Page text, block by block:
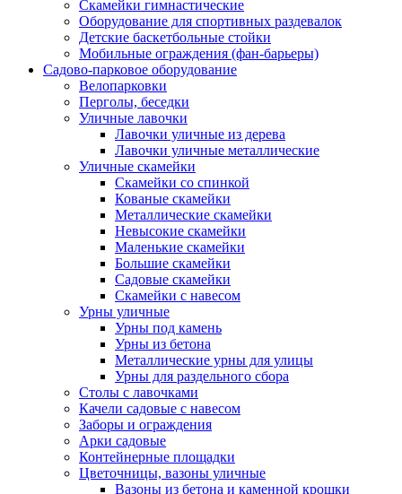
Скамейки гимнастические
Оборудование для спортивных раздевалок
Детские баскетбольные стойки
Мобильные ограждения (фан-барьеры)
Садово-парковое оборудование
Велопарковки
Перголы, беседки
Уличные лавочки
Лавочки уличные из дерева
Лавочки уличные металлические
Уличные скамейки
Скамейки со спинкой
Кованые скамейки
Металлические скамейки
Невысокие скамейки
Маленькие скамейки
Большие скамейки
Садовые скамейки
Скамейки с навесом
Урны уличные
Урны под камень
Урны из бетона
Металлические урны для улицы
Урны для раздельного сбора
Столы с лавочками
Качели садовые с навесом
Заборы и ограждения
Арки садовые
Контейнерные площадки
Цветочницы, вазоны уличные
Вазоны из бетона и каменной крошки